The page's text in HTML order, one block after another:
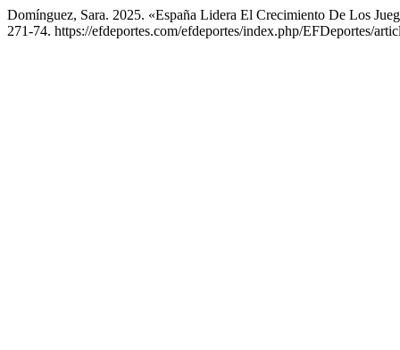
Domínguez, Sara. 2025. «España Lidera El Crecimiento De Los
271-74. https://efdeportes.com/efdeportes/index.php/EFDeportes/